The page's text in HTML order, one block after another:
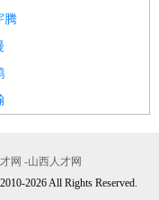
腾
网 -山西人才网
2026 All Rights Reserved.